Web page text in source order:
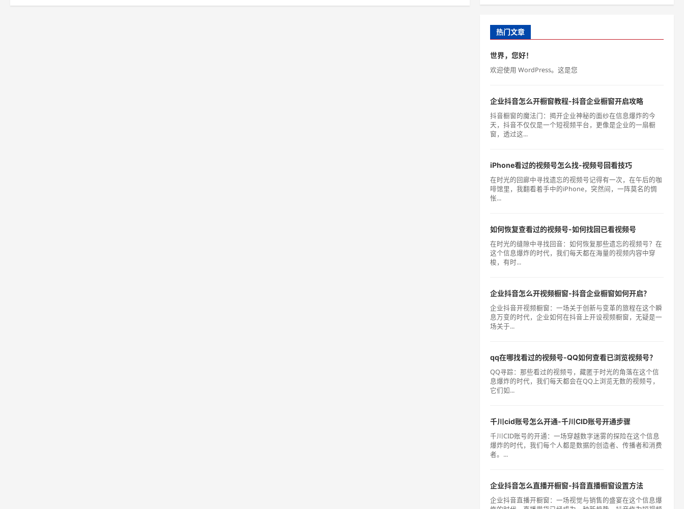
热门文章
世界，您好！
欢迎使用 WordPress。这是您
企业抖音怎么开橱窗教程-抖音企业橱窗开启攻略
抖音橱窗的魔法门：揭开企业神秘的面纱在信息爆炸的今
天，抖音不仅仅是一个短视频平台，更像是企业的一扇橱
窗，透过这...
iPhone看过的视频号怎么找-视频号回看技巧
在时光的回廊中寻找遗忘的视频号记得有一次，在午后的咖
啡馆里，我翻看着手中的iPhone，突然间，一阵莫名的惆
怅...
如何恢复查看过的视频号-如何找回已看视频号
在时光的缝隙中寻找回音：如何恢复那些遗忘的视频号？在
这个信息爆炸的时代，我们每天都在海量的视频内容中穿
梭，有时...
企业抖音怎么开视频橱窗-抖音企业橱窗如何开启？
企业抖音开视频橱窗：一场关于创新与变革的旅程在这个瞬
息万变的时代，企业如何在抖音上开设视频橱窗，无疑是一
场关于...
qq在哪找看过的视频号-QQ如何查看已浏览视频号？
QQ寻踪：那些看过的视频号，藏匿于时光的角落在这个信
息爆炸的时代，我们每天都会在QQ上浏览无数的视频号，
它们如...
千川cid账号怎么开通-千川CID账号开通步骤
千川CID账号的开通：一场穿越数字迷雾的探险在这个信息
爆炸的时代，我们每个人都是数据的创造者、传播者和消费
者。...
企业抖音怎么直播开橱窗-抖音直播橱窗设置方法
企业抖音直播开橱窗：一场视觉与销售的盛宴在这个信息爆